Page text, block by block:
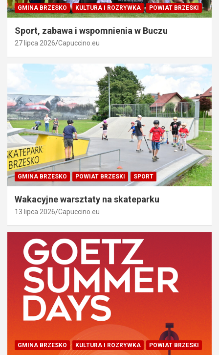
GMINA BRZESKO KULTURA I ROZRYWKA POWIAT BRZESKI
Sport, zabawa i wspomnienia w Buczu
27 lipca 2026 Capuccino.eu
GMINA BRZESKO POWIAT BRZESKI SPORT
Wakacyjne warsztaty na skateparku
13 lipca 2026 Capuccino.eu
GMINA BRZESKO KULTURA I ROZRYWKA POWIAT BRZESKI